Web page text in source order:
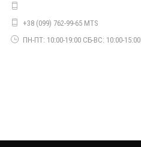
+38 (099) 762-99-65 MTS
ПН-ПТ: 10:00-19:00 СБ-ВС: 10:00-15:00